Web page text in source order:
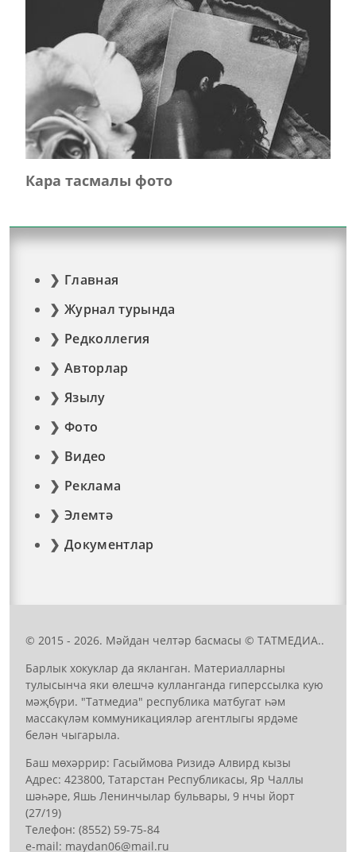
Кара тасмалы фото
Главная
Журнал турында
Редколлегия
Авторлар
Язылу
Фото
Видео
Реклама
Элемтә
Документлар
© 2015 - 2026. Мәйдан челтәр басмасы © ТАТМЕДИА..
Барлык хокуклар да якланган. Материалларны
тулысынча яки өлешчә кулланганда гиперссылка кую
мәҗбүри. "Татмедиа" республика матбугат һәм
массакүләм коммуникацияләр агентлыгы ярдәме
белән чыгарыла.
Баш мөхәррир: Гасыймова Ризидә Алвирд кызы
Адрес: 423800, Татарстан Республикасы, Яр Чаллы
шәһәре, Яшь Ленинчылар бульвары, 9 нчы йорт
(27/19)
Телефон: (8552) 59-75-84
е-mail: mауdаn06@mail.гu